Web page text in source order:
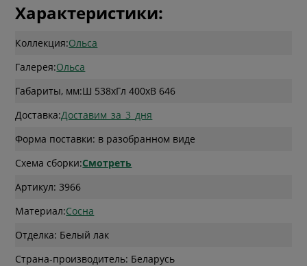
Характеристики:
Коллекция:Ольса
Галерея:Ольса
Габариты, мм:Ш 538xГл 400xВ 646
Доставка:Доставим_за_3_дня
Форма поставки: в разобранном виде
Схема сборки:Смотреть
Артикул: 3966
Материал:Сосна
Отделка: Белый лак
Страна-производитель: Беларусь